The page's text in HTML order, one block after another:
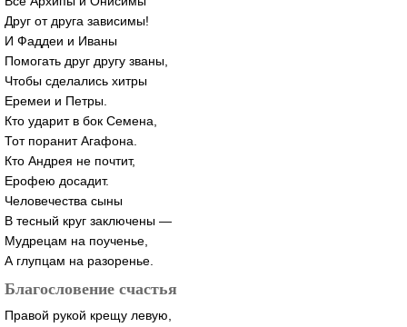
Друг от друга зависимы!
И Фаддеи и Иваны
Помогать друг другу званы,
Чтобы сделались хитры
Еремеи и Петры.
Кто ударит в бок Семена,
Тот поранит Агафона.
Кто Андрея не почтит,
Ерофею досадит.
Человечества сыны
В тесный круг заключены —
Мудрецам на поученье,
А глупцам на разоренье.
Благословение счастья
Правой рукой крещу левую,